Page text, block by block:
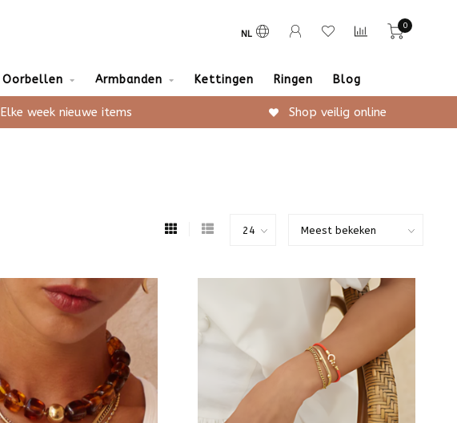
NL
0
Oorbellen Armbanden Kettingen Ringen Blog
Elke week nieuwe items Shop veilig online